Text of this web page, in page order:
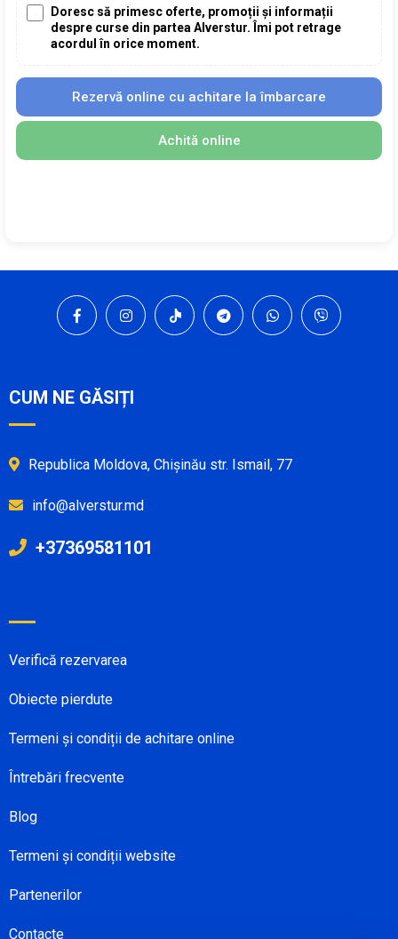
Doresc să primesc oferte, promoții și informații
despre curse din partea Alverstur. Îmi pot retrage
acordul în orice moment.
Rezervă online cu achitare la îmbarcare
Achită online
CUM NE GĂSIȚI
Republica Moldova, Chișinău str. Ismail, 77
info@alverstur.md
+37369581101
Verifică rezervarea
Obiecte pierdute
Termeni și condiții de achitare online
Întrebări frecvente
Blog
Termeni și condiții website
Partenerilor
Contacte